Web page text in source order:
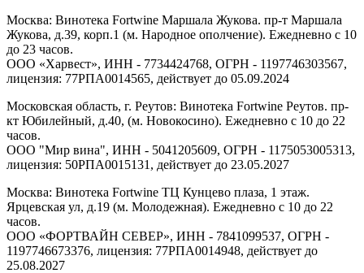
Москва: Винотека Fortwine Маршала Жукова. пр-т Маршала
Жукова, д.39, корп.1 (м. Народное ополчение). Ежедневно с 10
до 23 часов.
ООО «Харвест», ИНН - 7734424768, ОГРН - 1197746303567,
лицензия: 77РПА0014565, действует до 05.09.2024
Московская область, г. Реутов: Винотека Fortwine Реутов. пр-
кт Юбилейный, д.40, (м. Новокосино). Ежедневно с 10 до 22
часов.
ООО "Мир вина", ИНН - 5041205609, ОГРН - 1175053005313,
лицензия: 50РПА0015131, действует до 23.05.2027
Москва: Винотека Fortwine ТЦ Кунцево плаза, 1 этаж.
Ярцевская ул, д.19 (м. Молодежная). Ежедневно с 10 до 22
часов.
ООО «ФОРТВАЙН СЕВЕР», ИНН - 7841099537, ОГРН -
1197746673376, лицензия: 77РПА0014948, действует до
25.08.2027